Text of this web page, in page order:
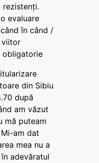
rezistenți.
evaluare
în când /
viitor
obligatorie
din Sibiu
după
am văzut
mă puteam
am dat
mea nu a
adevăratul